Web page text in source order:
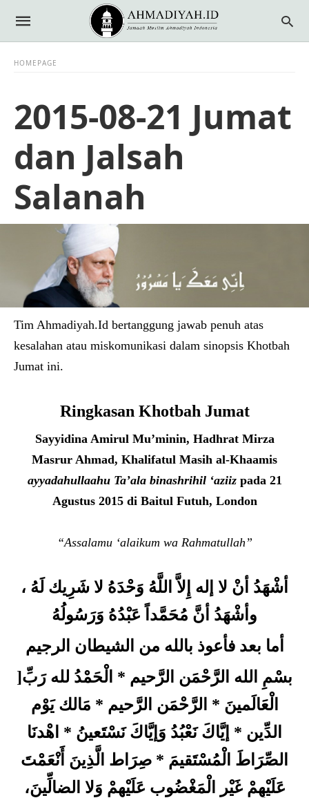
HOMEPAGE
2015-08-21 Jumat
dan Jalsah
Salanah
Tim Ahmadiyah.Id bertanggung jawab penuh atas
kesalahan atau miskomunikasi dalam sinopsis Khotbah
Jumat ini.
Ringkasan Khotbah Jumat
Sayyidina Amirul Mu’minin, Hadhrat Mirza
Masrur Ahmad, Khalifatul Masih al-Khaamis
ayyadahullaahu Ta’ala binashrihil ‘aziizpada 21
Agustus 2015 di Baitul Futuh, London
“Assalamu ‘alaikum wa Rahmatullah”
أشْهَدُ أنْ لا إله إِلاَّ اللَّهُ وَحْدَهُ لا شَرِيك لَهُ ،
وأشْهَدُ أنَّ مُحَمَّداً عَبْدُهُ وَرَسُولُهُ
أما بعد فأعوذ بالله من الشيطان الرجيم
]بسْمِ الله الرَّحْمَن الرَّحيم * الْحَمْدُ لله رَبِّ
الْعَالَمينَ * الرَّحْمَن الرَّحيم * مَالك يَوْم
الدِّين * إيَّاكَ نَعْبُدُ وَإيَّاكَ نَسْتَعينُ * اهْدنَا
الصِّرَاطَ الْمُسْتَقيمَ * صِرَاط الَّذِينَ أَنْعَمْتَ
عَلَيْهِمْ غَيْر الْمَغْضُوب عَلَيْهمْ وَلا الضالِّينَ،